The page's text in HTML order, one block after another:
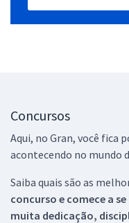
Concursos
Aqui, no Gran, você fica
acontecendo no mundo
Saiba quais são as
concurso e comece a
muita dedicação,